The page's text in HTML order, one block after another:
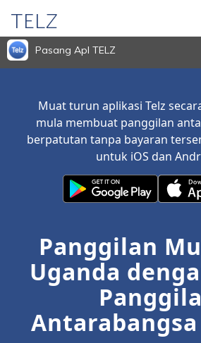
TELZ
Pasang Apl TELZ
Muat turun aplikasi Telz
mula membuat panggilan
berpatutan tanpa bayaran
untuk iOS dan
Panggilan
Uganda